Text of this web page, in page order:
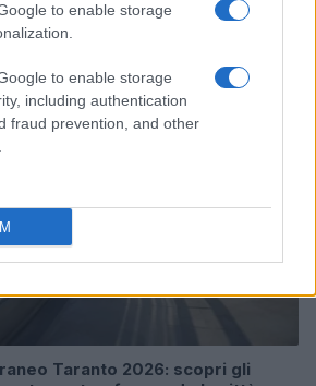
to enable storage
to enable storage
including authentication
fraud prevention, and other
2026
Taranto 2026: scopri gli